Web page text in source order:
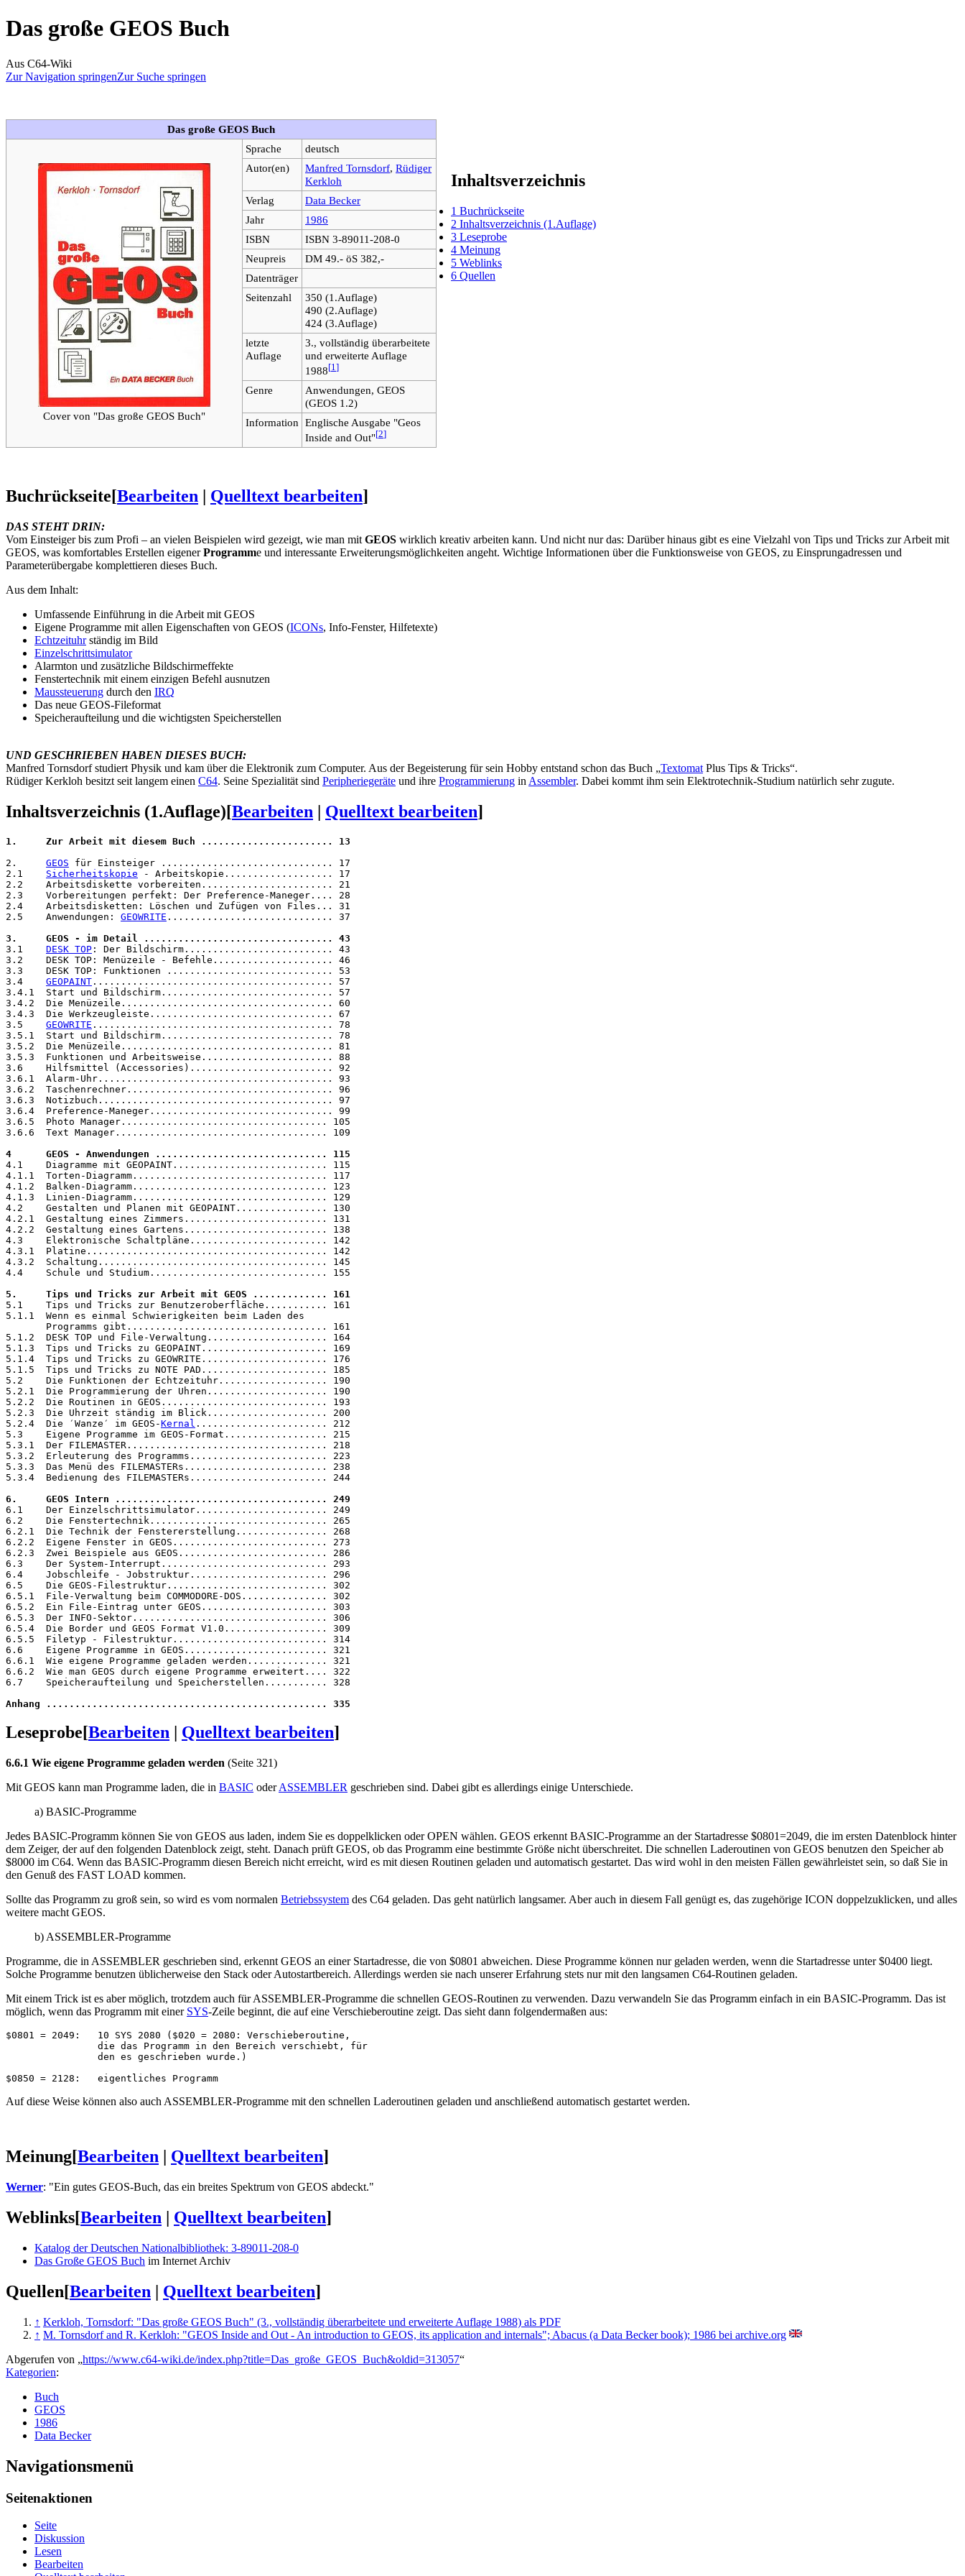
Das große GEOS Buch
Aus C64-Wiki
Zur Navigation springenZur Suche springen
Das große GEOS Buch
Cover von "Das große GEOS Buch"
Sprache
deutsch
Autor(en)
Manfred Tornsdorf, Rüdiger
Kerkloh
Verlag
Data Becker
Jahr
1986
ISBN
ISBN 3-89011-208-0
Neupreis
DM 49.- öS 382,-
Datenträger
Seitenzahl
350 (1.Auflage)
490 (2.Auflage)
424 (3.Auflage)
letzte
Auflage
3., vollständig überarbeitete
und erweiterte Auflage
1988[1]
Genre
Anwendungen, GEOS
(GEOS 1.2)
Information Englische Ausgabe "Geos
Inside and Out"[2]
Inhaltsverzeichnis
1 Buchrückseite
2 Inhaltsverzeichnis (1.Auflage)
3 Leseprobe
4 Meinung
5 Weblinks
6 Quellen
Buchrückseite[Bearbeiten | Quelltext bearbeiten]
DAS STEHT DRIN:
Vom Einsteiger bis zum Profi – an vielen Beispielen wird gezeigt, wie man mit GEOS wirklich kreativ arbeiten kann. Und nicht nur das: Darüber hinaus gibt es eine Vielzahl von Tips und Tricks zur Arbeit mit
GEOS, was komfortables Erstellen eigenerProgramme und interessante Erweiterungsmöglichkeiten angeht. Wichtige Informationen über die Funktionsweise von GEOS, zu Einsprungadressen und
Parameterübergabe komplettieren dieses Buch.
Aus dem Inhalt:
Umfassende Einführung in die Arbeit mit GEOS
Eigene Programme mit allen Eigenschaften von GEOS (ICONs, Info-Fenster, Hilfetexte)
Echtzeituhrständig im Bild
Einzelschrittsimulator
Alarmton und zusätzliche Bildschirmeffekte
Fenstertechnik mit einem einzigen Befehl ausnutzen
Maussteuerung durch den IRQ
Das neue GEOS-Fileformat
Speicheraufteilung und die wichtigsten Speicherstellen
UND GESCHRIEBEN HABEN DIESES BUCH:
Manfred Tornsdorf studiert Physik und kam über die Elektronik zum Computer. Aus der Begeisterung für sein Hobby entstand schon das Buch „Textomat Plus Tips & Tricks“.
Rüdiger Kerkloh besitzt seit langem einen C64. Seine Spezialität sind Peripheriegeräte und ihre Programmierung in Assembler. Dabei kommt ihm sein Elektrotechnik-Studium natürlich sehr zugute.
Inhaltsverzeichnis (1.Auflage)[Bearbeiten | Quelltext bearbeiten]
1.     Zur Arbeit mit diesem Buch ....................... 13
2. GEOS für Einsteiger .............................. 17
2.1 Sicherheitskopie - Arbeitskopie................... 17
2.2    Arbeitsdiskette vorbereiten....................... 21
2.3    Vorbereitungen perfekt: Der Preference-Maneger.... 28
2.4    Arbeitsdisketten: Löschen und Zufügen von Files... 31
2.5    Anwendungen: GEOWRITE ............................. 37
3.     GEOS - im Detail ................................. 43
3.1 DESK TOP : Der Bildschirm.......................... 43
3.2    DESK TOP: Menüzeile - Befehle..................... 46
3.3    DESK TOP: Funktionen ............................. 53
3.4 GEOPAINT .......................................... 57
3.4.1  Start und Bildschirm.............................. 57
3.4.2  Die Menüzeile..................................... 60
3.4.3  Die Werkzeugleiste................................ 67
3.5 GEOWRITE .......................................... 78
3.5.1  Start und Bildschirm.............................. 78
3.5.2  Die Menüzeile..................................... 81
3.5.3  Funktionen und Arbeitsweise....................... 88
3.6    Hilfsmittel (Accessories)......................... 92
3.6.1  Alarm-Uhr......................................... 93
3.6.2  Taschenrechner.................................... 96
3.6.3  Notizbuch......................................... 97
3.6.4  Preference-Maneger................................ 99
3.6.5  Photo Manager.................................... 105
3.6.6  Text Manager..................................... 109
4      GEOS - Anwendungen .............................. 115
4.1    Diagramme mit GEOPAINT........................... 115
4.1.1  Torten-Diagramm.................................. 117
4.1.2  Balken-Diagramm.................................. 123
4.1.3  Linien-Diagramm.................................. 129
4.2    Gestalten und Planen mit GEOPAINT................ 130
4.2.1  Gestaltung eines Zimmers......................... 131
4.2.2  Gestaltung eines Gartens......................... 138
4.3    Elektronische Schaltpläne........................ 142
4.3.1  Platine.......................................... 142
4.3.2  Schaltung........................................ 145
4.4    Schule und Studium............................... 155
5.     Tips und Tricks zur Arbeit mit GEOS ............. 161
5.1    Tips und Tricks zur Benutzeroberfläche........... 161
5.1.1  Wenn es einmal Schwierigkeiten beim Laden des
       Programms gibt................................... 161
5.1.2  DESK TOP und File-Verwaltung..................... 164
5.1.3  Tips und Tricks zu GEOPAINT...................... 169
5.1.4  Tips und Tricks zu GEOWRITE...................... 176
5.1.5  Tips und Tricks zu NOTE PAD...................... 185
5.2    Die Funktionen der Echtzeituhr................... 190
5.2.1  Die Programmierung der Uhren..................... 190
5.2.2  Die Routinen in GEOS............................. 193
5.2.3  Die Uhrzeit ständig im Blick..................... 200
5.2.4  Die ′Wanze′ im GEOS-Kernal ....................... 212
5.3    Eigene Programme im GEOS-Format.................. 215
5.3.1  Der FILEMASTER................................... 218
5.3.2  Erleuterung des Programms........................ 223
5.3.3  Das Menü des FILEMASTERs......................... 238
5.3.4  Bedienung des FILEMASTERs........................ 244
6.     GEOS Intern ..................................... 249
6.1    Der Einzelschrittsimulator....................... 249
6.2    Die Fenstertechnik............................... 265
6.2.1  Die Technik der Fenstererstellung................ 268
6.2.2  Eigene Fenster in GEOS........................... 273
6.2.3  Zwei Beispiele aus GEOS.......................... 286
6.3    Der System-Interrupt............................. 293
6.4    Jobschleife - Jobstruktur........................ 296
6.5    Die GEOS-Filestruktur............................ 302
6.5.1  File-Verwaltung beim COMMODORE-DOS............... 302
6.5.2  Ein File-Eintrag unter GEOS...................... 303
6.5.3  Der INFO-Sektor.................................. 306
6.5.4  Die Border und GEOS Format V1.0.................. 309
6.5.5  Filetyp - Filestruktur........................... 314
6.6    Eigene Programme in GEOS......................... 321
6.6.1  Wie eigene Programme geladen werden.............. 321
6.6.2  Wie man GEOS durch eigene Programme erweitert.... 322
6.7    Speicheraufteilung und Speicherstellen........... 328
Anhang ................................................. 335
Leseprobe[Bearbeiten Quelltext bearbeiten]
6.6.1 Wie eigene Programme geladen werden (Seite 321)
Mit GEOS kann man Programme laden, die in BASIC oderASSEMBLER geschrieben sind. Dabei gibt es allerdings einige Unterschiede.
a) BASIC-Programme
Jedes BASIC-Programm können Sie von GEOS aus laden, indem Sie es doppelklicken oder OPEN wählen. GEOS erkennt BASIC-Programme an der Startadresse $0801=2049, die im ersten Datenblock hinter
dem Zeiger, der auf den folgenden Datenblock zeigt, steht. Danach prüft GEOS, ob das Programm eine bestimmte Größe nicht überschreitet. Die schnellen Laderoutinen von GEOS benutzen den Speicher ab
$8000 im C64. Wenn das BASIC-Programm diesen Bereich nicht erreicht, wird es mit diesen Routinen geladen und automatisch gestartet. Das wird wohl in den meisten Fällen gewährleistet sein, so daß Sie in
den Genuß des FAST LOAD kommen.
Sollte das Programm zu groß sein, so wird es vom normalen Betriebssystem des C64 geladen. Das geht natürlich langsamer. Aber auch in diesem Fall genügt es, das zugehörige ICON doppelzuklicken, und alles
weitere macht GEOS.
b) ASSEMBLER-Programme
Programme, die in ASSEMBLER geschrieben sind, erkennt GEOS an einer Startadresse, die von $0801 abweichen. Diese Programme können nur geladen werden, wenn die Startadresse unter $0400 liegt.
Solche Programme benutzen üblicherweise den Stack oder Autostartbereich. Allerdings werden sie nach unserer Erfahrung stets nur mit den langsamen C64-Routinen geladen.
Mit einem Trick ist es aber möglich, trotzdem auch für ASSEMBLER-Programme die schnellen GEOS-Routinen zu verwenden. Dazu verwandeln Sie das Programm einfach in ein BASIC-Programm. Das ist
möglich, wenn das Programm mit einer SYS-Zeile beginnt, die auf eine Verschieberoutine zeigt. Das sieht dann folgendermaßen aus:
$0801 = 2049:   10 SYS 2080 ($020 = 2080: Verschieberoutine,
                die das Programm in den Bereich verschiebt, für
                den es geschrieben wurde.)
Auf diese Weise können also auch ASSEMBLER-Programme mit den schnellen Laderoutinen geladen und anschließend automatisch gestartet werden.
Meinung[Bearbeiten Quelltext bearbeiten]
Werner: "Ein gutes GEOS-Buch, das ein breites Spektrum von GEOS abdeckt."
Weblinks[Bearbeiten | Quelltext bearbeiten]
Katalog der Deutschen Nationalbibliothek: 3-89011-208-0
Das Große GEOS Buch im Internet Archiv
Quellen[Bearbeiten | Quelltext bearbeiten]
↑ Kerkloh, Tornsdorf: "Das große GEOS Buch" (3., vollständig überarbeitete und erweiterte Auflage 1988) als PDF
↑ M. Tornsdorf and R. Kerkloh: "GEOS Inside and Out - An introduction to GEOS, its application and internals"; Abacus (a Data Becker book); 1986 bei archive.org
Abgerufen von „https://www.c64-wiki.de/index.php?title=Das_große_GEOS_Buch&oldid=313057“
Kategorien:
Buch
GEOS
1986
Data Becker
Navigationsmenü
Seitenaktionen
Seite
Diskussion
Lesen
Bearbeiten